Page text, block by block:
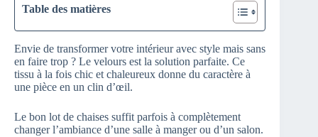
Table des matières
Envie de transformer votre intérieur avec style mais sans
en faire trop ? Le velours est la solution parfaite. Ce
tissu à la fois chic et chaleureux donne du caractère à
une pièce en un clin d’œil.
Le bon lot de chaises suffit parfois à complètement
changer l’ambiance d’une salle à manger ou d’un salon.